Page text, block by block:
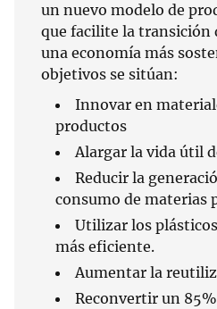
un nuevo modelo de
que facilite la transición
una economía más
objetivos se sitúan:
Innovar en
productos
Alargar la vida útil
Reducir la
consumo de materias
Utilizar los
más eficiente.
Aumentar la
Reconvertir un